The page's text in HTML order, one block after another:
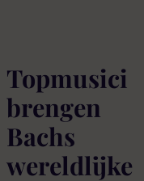
Topmusici
brengen
Bachs
wereldlijke